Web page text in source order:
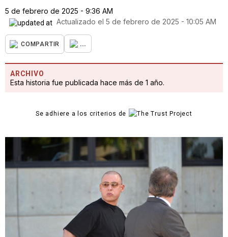
5 de febrero de 2025 - 9:36 AM
Actualizado el 5 de febrero de 2025 - 10:05 AM
COMPARTIR ...
ARCHIVO
Esta historia fue publicada hace más de 1 año.
Se adhiere a los criterios de